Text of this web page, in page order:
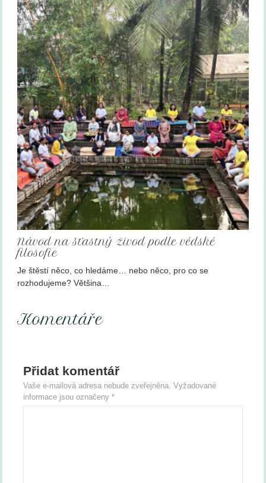
Návod na šťastný živod podle védské
filosofie
Je štěstí něco, co hledáme… nebo něco, pro co se
rozhodujeme? Většina…
Komentáře
Přidat komentář
Vaše e-mailová adresa nebude zveřejněna. Vyžadované
informace jsou označeny*